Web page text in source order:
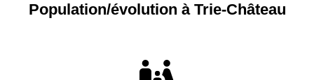
Population/évolution à Trie-Château